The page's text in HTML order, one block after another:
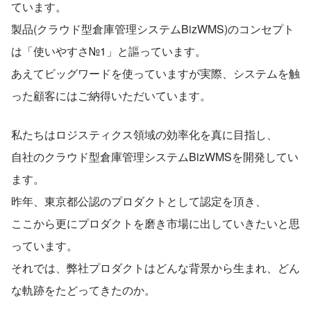
ています。
製品(クラウド型倉庫管理システムBizWMS)のコンセプト
は「使いやすさ№1」と謳っています。
あえてビッグワードを使っていますが実際、システムを触
った顧客にはご納得いただいています。
私たちはロジスティクス領域の効率化を真に目指し、
自社のクラウド型倉庫管理システムBizWMSを開発してい
ます。
昨年、東京都公認のプロダクトとして認定を頂き、
ここから更にプロダクトを磨き市場に出していきたいと思
っています。
それでは、弊社プロダクトはどんな背景から生まれ、どん
な軌跡をたどってきたのか。